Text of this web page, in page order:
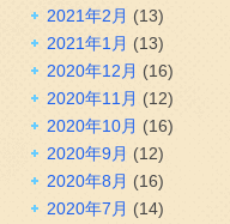
2021年2月 (13)
2021年1月 (13)
2020年12月 (16)
2020年11月 (12)
2020年10月 (16)
2020年9月 (12)
2020年8月 (16)
2020年7月 (14)